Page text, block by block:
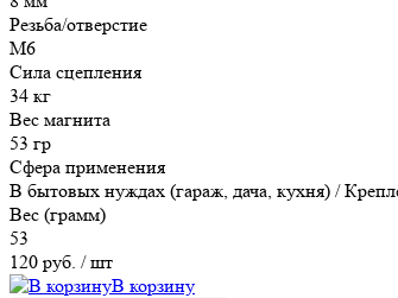
Резьба/отверстие
М6
Сила сцепления
34 кг
Вес магнита
53 гр
Сфера применения
В бытовых нуждах (гараж, дача, кухня) /
Вес (грамм)
53
120 руб. / шт
В корзину